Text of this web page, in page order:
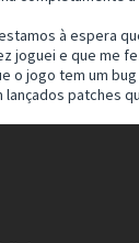
à espera
joguei e que me
jogo tem um
patches